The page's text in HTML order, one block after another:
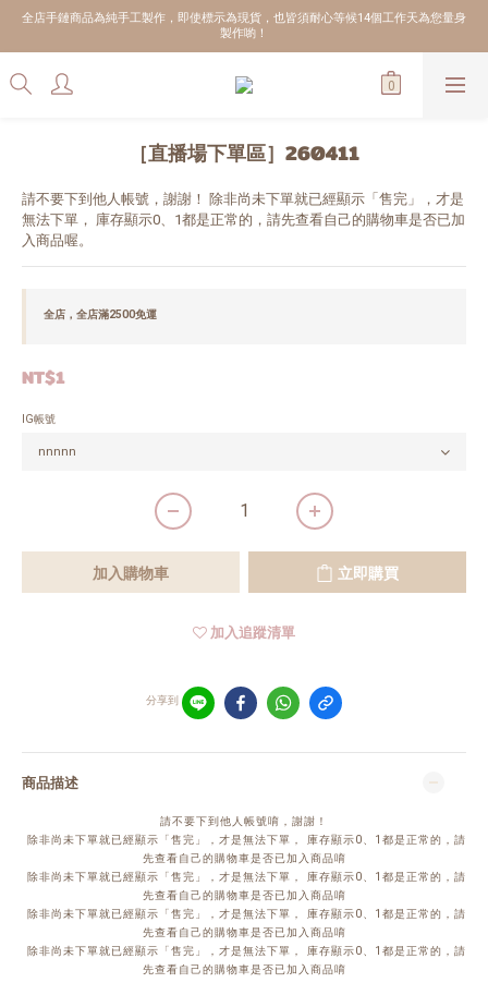
全店手鏈商品為純手工製作，即使標示為現貨，也皆須耐心等候14個工作天為您量身
製作喲！
［直播場下單區］260411
請不要下到他人帳號，謝謝！ 除非尚未下單就已經顯示「售完」，才是
無法下單， 庫存顯示0、1都是正常的，請先查看自己的購物車是否已加
入商品喔。
全店，全店滿2500免運
NT$1
IG帳號
加入購物車 立即購買
加入追蹤清單
分享到
商品描述
請不要下到他人帳號唷，謝謝！
除非尚未下單就已經顯示「售完」，才是無法下單， 庫存顯示0、1都是正常的，請
先查看自己的購物車是否已加入商品唷
除非尚未下單就已經顯示「售完」，才是無法下單， 庫存顯示0、1都是正常的，請
先查看自己的購物車是否已加入商品唷
除非尚未下單就已經顯示「售完」，才是無法下單， 庫存顯示0、1都是正常的，請
先查看自己的購物車是否已加入商品唷
除非尚未下單就已經顯示「售完」，才是無法下單， 庫存顯示0、1都是正常的，請
先查看自己的購物車是否已加入商品唷